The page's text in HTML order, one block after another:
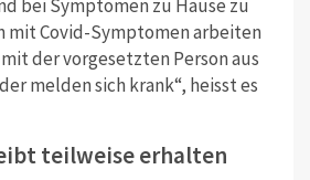
bei Symptomen zu Hause zu
mit Covid-Symptomen arbeiten
der vorgesetzten Person aus
melden sich krank“, heisst es
teilweise erhalten